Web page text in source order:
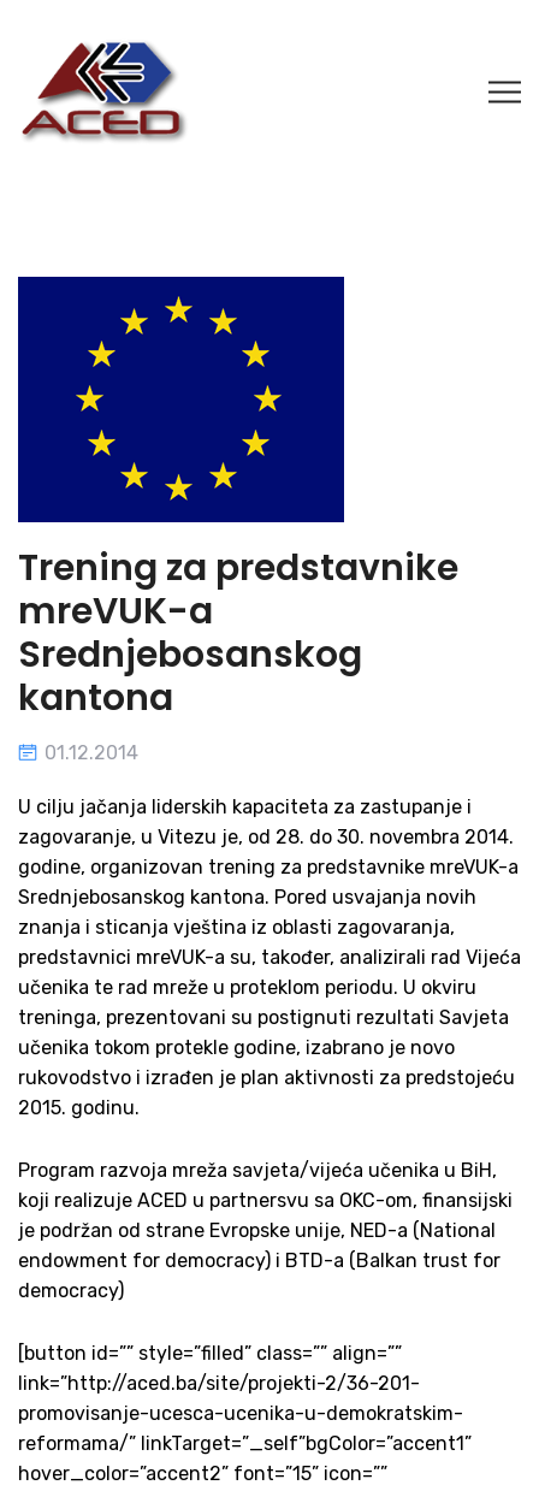
Trening za predstavnike
mreVUK-a
Srednjebosanskog
kantona
01.12.2014
U cilju jačanja liderskih kapaciteta za zastupanje i
zagovaranje, u Vitezu je, od 28. do 30. novembra 2014.
godine, organizovan trening za predstavnike mreVUK-a
Srednjebosanskog kantona. Pored usvajanja novih
znanja i sticanja vještina iz oblasti zagovaranja,
predstavnici mreVUK-a su, također, analizirali rad Vijeća
učenika te rad mreže u proteklom periodu. U okviru
treninga, prezentovani su postignuti rezultati Savjeta
učenika tokom protekle godine, izabrano je novo
rukovodstvo i izrađen je plan aktivnosti za predstojeću
2015. godinu.
Program razvoja mreža savjeta/vijeća učenika u BiH,
koji realizuje ACED u partnersvu sa OKC-om, finansijski
je podržan od strane Evropske unije, NED-a (National
endowment for democracy) i BTD-a (Balkan trust for
democracy)
[button id=”” style=”filled” class=”” align=””
link=”http://aced.ba/site/projekti-2/36-201-
promovisanje-ucesca-ucenika-u-demokratskim-
reformama/” linkTarget=”_self”bgColor=”accent1”
hover_color=”accent2” font=”15” icon=””